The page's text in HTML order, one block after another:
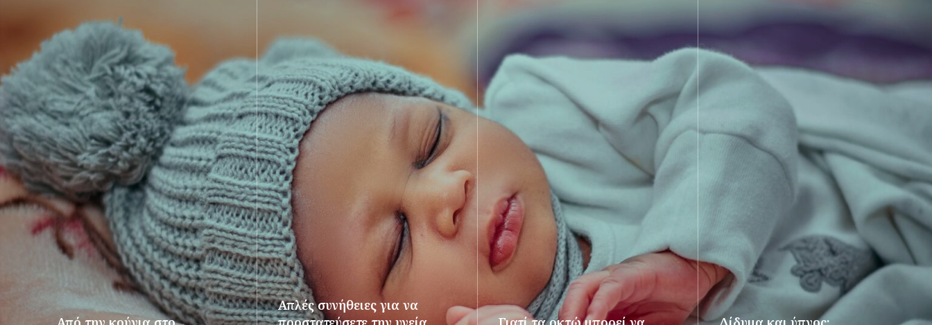
Απλές συνήθειες για να